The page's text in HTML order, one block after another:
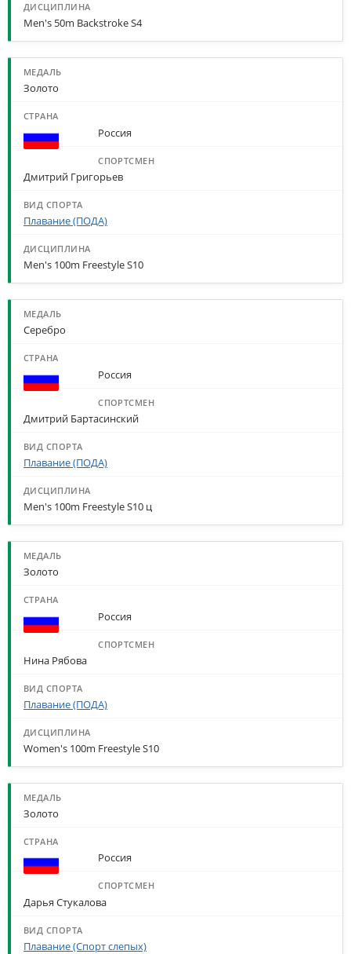
Men's 50m Backstroke S4
Золото
Россия
Дмитрий Григорьев
Плавание (ПОДА)
Men's 100m Freestyle S10
Серебро
Россия
Дмитрий Бартасинский
Плавание (ПОДА)
Men's 100m Freestyle S10 ц
Золото
Россия
Нина Рябова
Плавание (ПОДА)
Women's 100m Freestyle S10
Золото
Россия
Дарья Стукалова
Плавание (Спорт слепых)